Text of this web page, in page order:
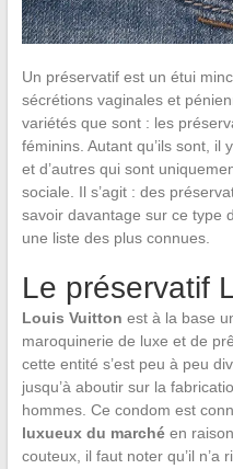
Un préservatif est un étui
sécrétions vaginales et
variétés que sont : les
féminins. Autant qu’ils sont, il
et d’autres qui sont
sociale. Il s’agit : des
savoir davantage sur ce type
une liste des plus connues.
Le préservatif
Louis Vuitton est à la base
maroquinerie de luxe et de
cette entité s’est peu à peu
jusqu’à aboutir sur la
hommes. Ce condom est
luxueux du marchéen raison
couteux, il faut noter qu’il n’a